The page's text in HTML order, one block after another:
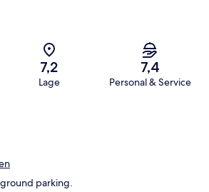
7,2
Lage
7,4
Personal & Service
parking.